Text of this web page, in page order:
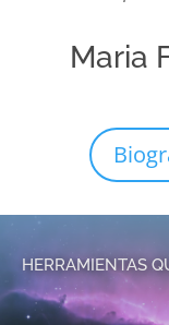
Maria
HERRAMIENTAS